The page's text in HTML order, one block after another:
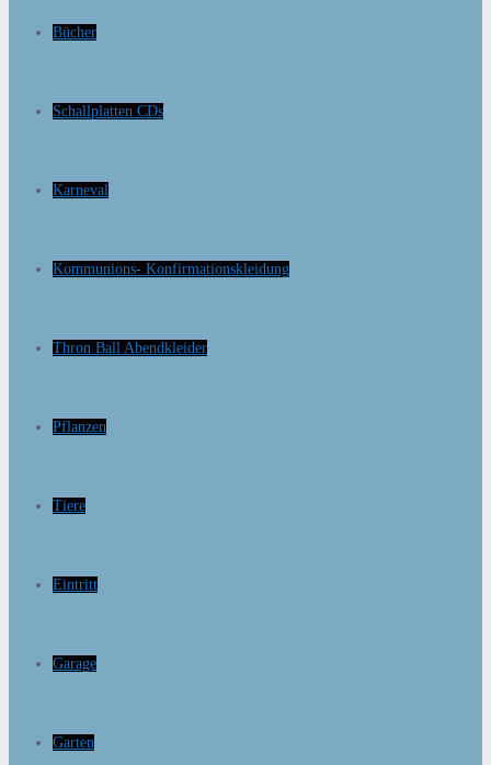
Bücher
Schallplatten CDs
Karneval
Kommunions- Konfirmationskleidung
Thron Ball Abendkleider
Pflanzen
Tiere
Eintritt
Garage
Garten